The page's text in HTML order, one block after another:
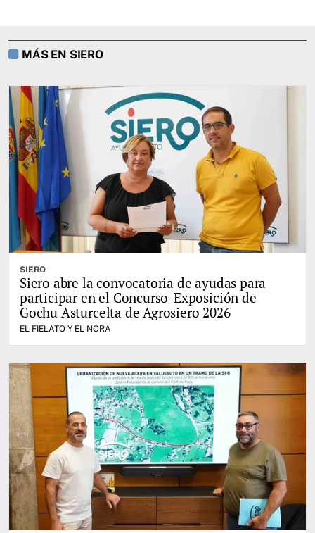
MÁS EN SIERO
SIERO
Siero abre la convocatoria de ayudas para
participar en el Concurso-Exposición de
Gochu Asturcelta de Agrosiero 2026
EL FIELATO Y EL NORA